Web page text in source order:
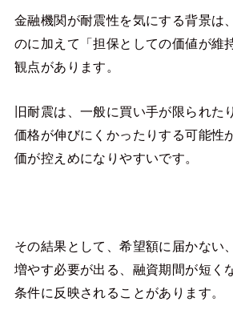
金融機関が耐震性を気にする背景は
のに加えて「担保としての価値が維
観点があります。
旧耐震は、一般に買い手が限られた
価格が伸びにくかったりする可能性
価が控えめになりやすいです。
その結果として、希望額に届かない
増やす必要が出る、融資期間が短く
条件に反映されることがあります。